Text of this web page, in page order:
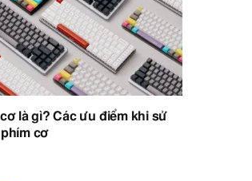
là gì? Các ưu điểm khi sử
cơ